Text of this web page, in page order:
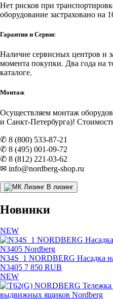
Нет рисков при
оборудование застраховано на
Гарантия и Сервис
Наличие сервисных центров и
момента покупки. Два года на
каталоге.
Монтаж
Осуществляем монтаж
и Санкт-Петербурга)!
✆ 8 (800) 533-87-21
✆ 8 (495) 001-09-72
✆ 8 (812) 221-03-62
✉ info@nordberg-shop.ru
В лизинг
Новинки
NEW
N34S_1 NORDBERG Насадка
N3405 7 850 RUB
NEW